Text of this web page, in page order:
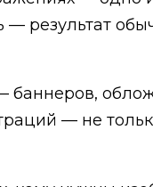
— результат
баннеров,
— не